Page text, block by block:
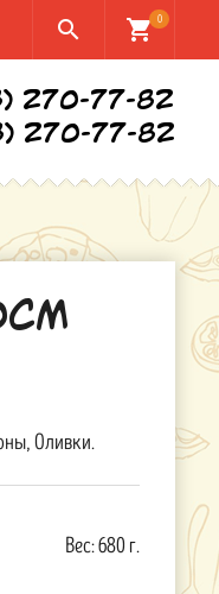
shopping_cart 0
search
270-77-82
270-77-82
Оливки.
Вес:680 г.